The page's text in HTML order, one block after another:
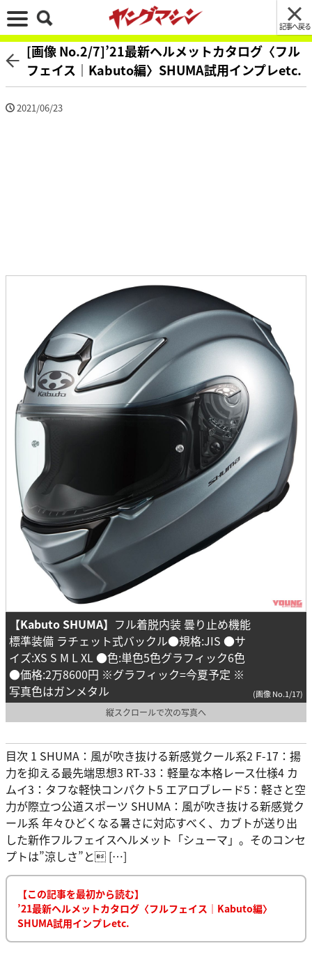
記事へ戻る
[画像 No.2/7]’21最新ヘルメットカタログ〈フル
フェイス｜Kabuto編〉SHUMA試用インプレetc.
2021/06/23
【Kabuto SHUMA】 フル着脱内装 曇り止め機能
標準装備 ラチェット式バックル●規格:JIS ●サ
イズ:XS S M L XL ●色:単色5色グラフィック6色
●価格:2万8600円 ※グラフィック=今夏予定 ※
写真色はガンメタル
(画像 No.1/17)
縦スクロールで次の写真へ
目次 1 SHUMA：風が吹き抜ける新感覚クール系2 F-17：揚
力を抑える最先端思想3 RT-33：軽量な本格レース仕様4 カ
ムイ3：タフな軽快コンパクト5 エアロブレード5：軽さと空
力が際立つ公道スポーツ SHUMA：風が吹き抜ける新感覚ク
ール系 年々ひどくなる暑さに対応すべく、カブトが送り出
した新作フルフェイスヘルメット「シューマ」。そのコンセ
プトは”涼しさ”と […]
【この記事を最初から読む】
’21最新ヘルメットカタログ〈フルフェイス｜Kabuto編〉
SHUMA試用インプレetc.